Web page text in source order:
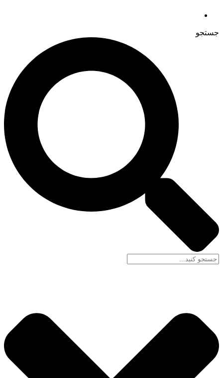
جستجو